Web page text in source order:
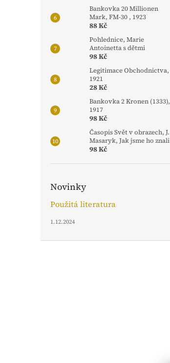
Bankovka 20 Millionen
Mark, FM-30 , 1923
88 Kč
Pohlednice, Marie
Antoinetta s dětmi
98 Kč
Legitimace Obchodnictva,
1921
28 Kč
Bankovka 2 Kronen (1333),
1917
98 Kč
Časopis Svět v obrazech, J.
Masaryk, Jak jsme ho znali
98 Kč
Novinky
Použitá literatura
1.12.2024